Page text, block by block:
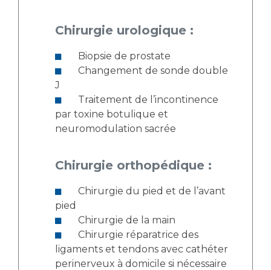
Chirurgie urologique :
Biopsie de prostate
J
par toxine botulique et
neuromodulation sacrée
Chirurgie orthopédique :
pied
Chirurgie de la main
ligaments et tendons avec cathéter
perinerveux à domicile si nécessaire